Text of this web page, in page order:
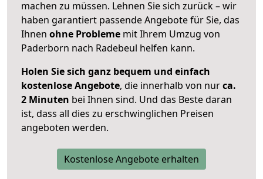
machen zu müssen. Lehnen Sie sich zurück – wir
haben garantiert passende Angebote für Sie, das
Ihnen ohne Probleme mit Ihrem Umzug von
Paderborn nach Radebeul helfen kann.
Holen Sie sich ganz bequem und einfach
kostenlose Angebote, die innerhalb von nurca.
2 Minuten bei Ihnen sind. Und das Beste daran
ist, dass all dies zu erschwinglichen Preisen
angeboten werden.
Kostenlose Angebote erhalten